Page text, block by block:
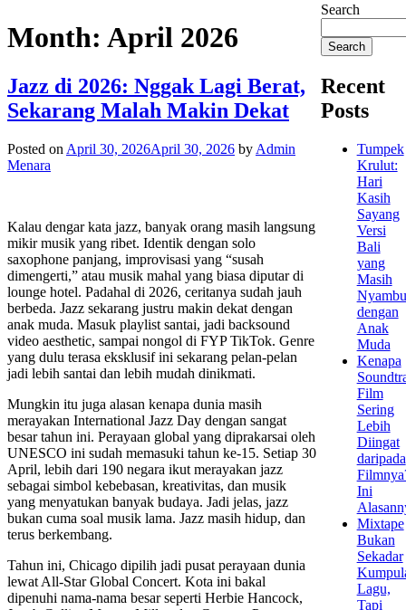
Month: April 2026
Jazz di 2026: Nggak Lagi Berat,
Sekarang Malah Makin Dekat
Posted on April 30, 2026April 30, 2026 by Admin
Menara
Kalau dengar kata jazz, banyak orang masih langsung
mikir musik yang ribet. Identik dengan solo
saxophone panjang, improvisasi yang “susah
dimengerti,” atau musik mahal yang biasa diputar di
lounge hotel. Padahal di 2026, ceritanya sudah jauh
berbeda. Jazz sekarang justru makin dekat dengan
anak muda. Masuk playlist santai, jadi backsound
video aesthetic, sampai nongol di FYP TikTok. Genre
yang dulu terasa eksklusif ini sekarang pelan-pelan
jadi lebih santai dan lebih mudah dinikmati.
Mungkin itu juga alasan kenapa dunia masih
merayakan International Jazz Day dengan sangat
besar tahun ini. Perayaan global yang diprakarsai oleh
UNESCO ini sudah memasuki tahun ke-15. Setiap 30
April, lebih dari 190 negara ikut merayakan jazz
sebagai simbol kebebasan, kreativitas, dan musik
yang menyatukan banyak budaya. Jadi jelas, jazz
bukan cuma soal musik lama. Jazz masih hidup, dan
terus berkembang.
Tahun ini, Chicago dipilih jadi pusat perayaan dunia
lewat All-Star Global Concert. Kota ini bakal
dipenuhi nama-nama besar seperti Herbie Hancock,
Search
Search
Recent
Posts
Tumpek
Krulut:
Hari
Kasih
Sayang
Versi
Bali
yang
Masih
dengan
Anak
Muda
Kenapa
Film
Sering
Lebih
Diingat
daripada
Ini
Mixtape
Bukan
Sekadar
Lagu,
Tapi